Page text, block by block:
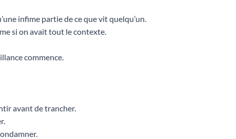
infime partie de ce que vit quelqu’un.
si on avait tout le contexte.
commence.
avant de trancher.